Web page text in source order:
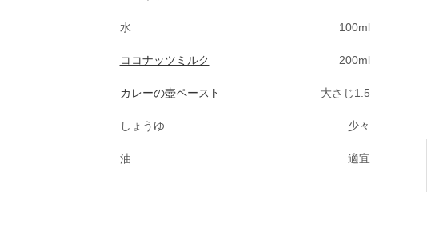
水 100ml
ココナッツミルク 200ml
カレーの壺ペースト 大さじ1.5
しょうゆ 少々
油 適宜